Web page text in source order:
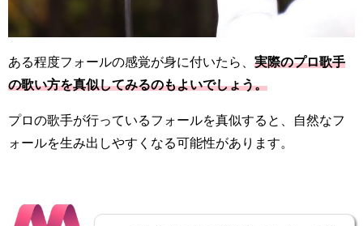
ある程度フォールの感覚が身に付いたら、 実際のプロ歌手
の歌い方を真似してみるのもよいでしょう。
プロの歌手が行っているフォールを真似すると、自然なフ
ォールを生み出しやすくなる可能性があります。